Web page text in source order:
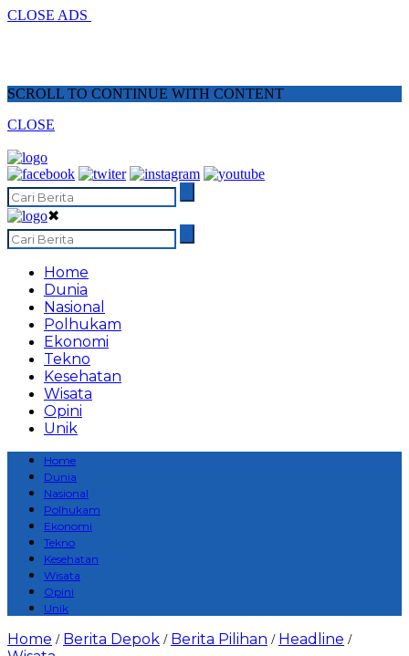
CLOSE ADS
SCROLL TO CONTINUE WITH CONTENT
CLOSE
✖
Home
Dunia
Nasional
Polhukam
Ekonomi
Tekno
Kesehatan
Wisata
Opini
Unik
Home
Dunia
Nasional
Polhukam
Ekonomi
Tekno
Kesehatan
Wisata
Opini
Unik
Home / Berita Depok / Berita Pilihan / Headline /